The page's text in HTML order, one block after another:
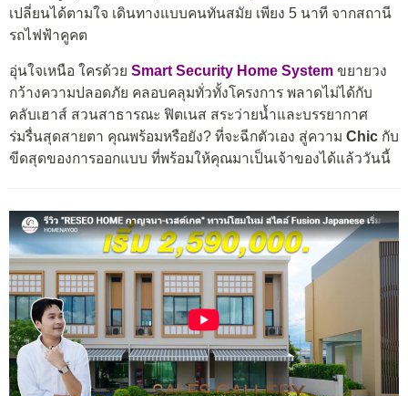
เปลี่ยนได้ตามใจ เดินทางแบบคนทันสมัย เพียง 5 นาที จากสถานี
รถไฟฟ้าคูคต
อุ่นใจเหนือ ใครด้วย Smart Security Home System ขยายวง
กว้างความปลอดภัย คลอบคลุมทั่วทั้งโครงการ พลาดไม่ได้กับ
คลับเฮาส์ สวนสาธารณะ ฟิตเนส สระว่ายน้ำและบรรยากาศ
ร่มรื่นสุดสายตา คุณพร้อมหรือยัง? ที่จะฉีกตัวเอง สู่ความ Chic กับ
ขีดสุดของการออกแบบ ที่พร้อมให้คุณมาเป็นเจ้าของได้แล้ววันนี้